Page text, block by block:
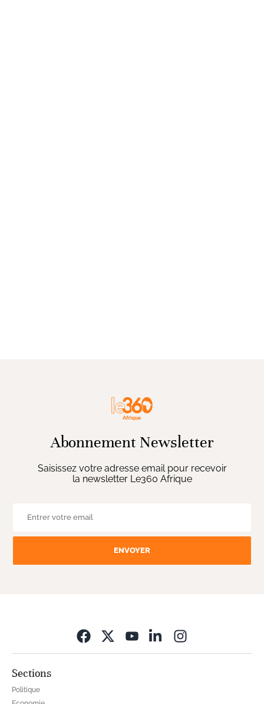
Abonnement Newsletter
Saisissez votre adresse email pour recevoir
la newsletter Le360 Afrique
ENVOYER
Sections
Politique